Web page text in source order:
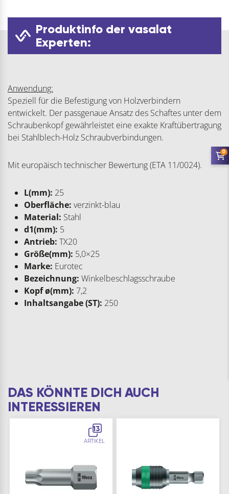
Produktinfo der vasalat
Experten:
Anwendung:
Speziell für die Befestigung von Holzverbindern
entwickelt. Der passgenaue Ansatz des Schaftes unter dem
Schraubenkopf gewährleistet eine exakte Kraftübertragung
bei Stahlblech-Holz Schraubverbindungen.
Mit europäisch technischer Bewertung (ETA 11/0024).
L(mm): 25
Oberfläche: verzinkt-blau
Material: Stahl
d1(mm): 5
Antrieb: TX20
Größe(mm): 5,0×25
Marke: Eurotec
Bezeichnung: Winkelbeschlagsschraube
Kopf ø(mm): 7,2
Inhaltsangabe (ST): 250
DAS KÖNNTE DICH AUCH
INTERESSIEREN
13
ARTIKEL
0